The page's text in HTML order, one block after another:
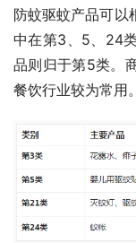
防蚊驱蚊产品可以
中在第3、5、24
品则归于第5类。
餐饮行业较为常用。